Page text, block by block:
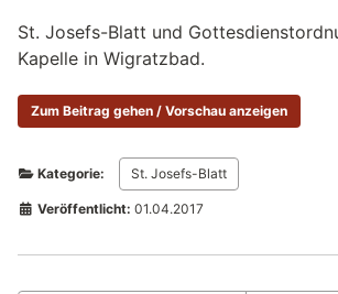
St. Josefs-Blatt und
Kapelle in Wigratzbad.
Zum Beitrag gehen / Vorschau anzeigen
Kategorie: St. Josefs-Blatt
Veröffentlicht: 01.04.2017